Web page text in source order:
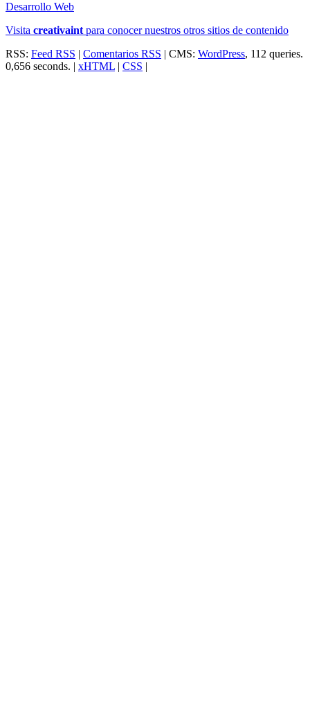
Desarrollo Web
Visita creativaintpara conocer nuestros otros sitios de contenido
RSS: Feed RSS | Comentarios RSS | CMS: WordPress, 112 queries.
0,656 seconds. | xHTML | CSS |